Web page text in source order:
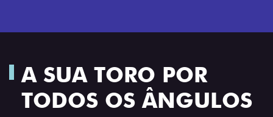
A SUA TORO POR
TODOS OS ÂNGULOS